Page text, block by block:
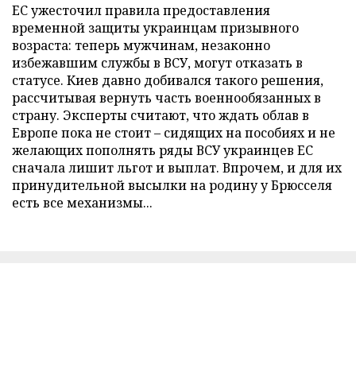
ЕС ужесточил правила предоставления
временной защиты украинцам призывного
возраста: теперь мужчинам, незаконно
избежавшим службы в ВСУ, могут отказать в
статусе. Киев давно добивался такого решения,
рассчитывая вернуть часть военнообязанных в
страну. Эксперты считают, что ждать облав в
Европе пока не стоит – сидящих на пособиях и не
желающих пополнять ряды ВСУ украинцев ЕС
сначала лишит льгот и выплат. Впрочем, и для их
принудительной высылки на родину у Брюсселя
есть все механизмы...